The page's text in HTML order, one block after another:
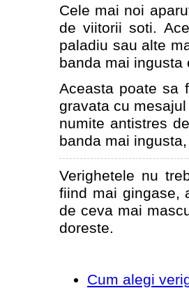
Cele mai noi
de viitorii soti.
paladiu sau alte
banda mai ingusta
Aceasta poate sa
gravata cu
numite antistres
banda mai
Verighetele nu
fiind mai gingase,
de ceva mai
doreste.
Cum alegi